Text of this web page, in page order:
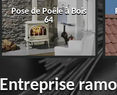
Pose de Poêle à Bois
64
Entreprise